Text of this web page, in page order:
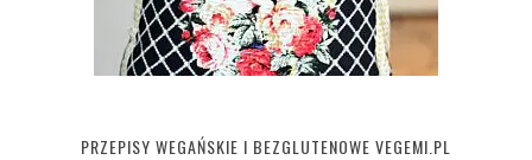
PRZEPISY WEGAŃSKIE I BEZGLUTENOWE VEGEMI.PL